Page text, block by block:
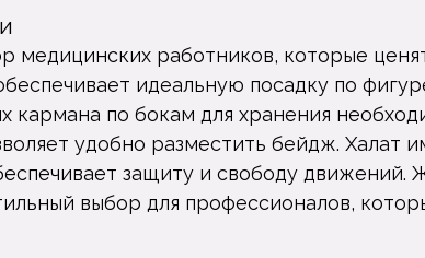
медицинских работников, которые
идеальную посадку по
кармана по бокам для хранения
удобно разместить бейдж. Халат
защиту и свободу движений.
выбор для профессионалов,